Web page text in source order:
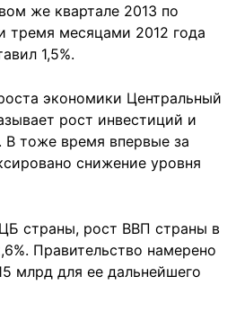
же квартале 2013 по
тремя месяцами 2012 года
1,5%.
экономики Центральный
рост инвестиций и
В тоже время впервые за
снижение уровня
страны, рост ВВП страны в
Правительство намерено
млрд для ее дальнейшего